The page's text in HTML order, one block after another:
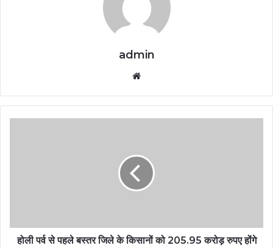
admin
होली पर्व से पहले बस्तर जिले के किसानों को 205.95 करोड़ रुपए होंगे